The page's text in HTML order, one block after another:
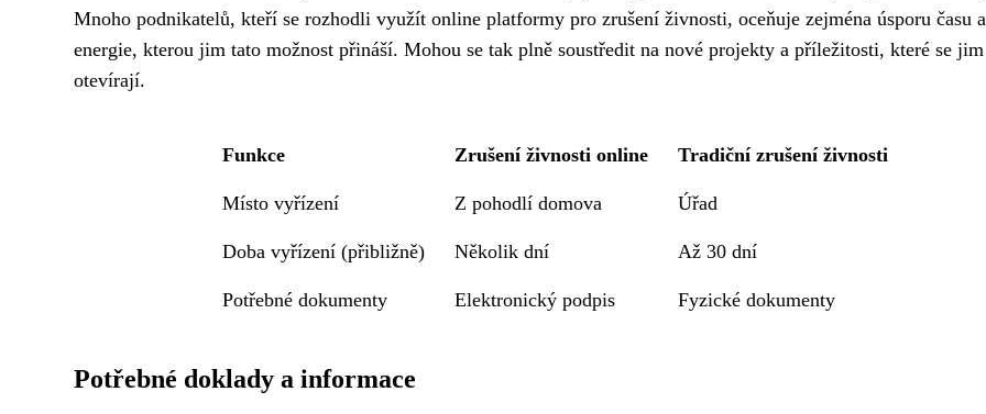
Mnoho podnikatelů, kteří se rozhodli využít online platformy pro zrušení živnosti, oceňuje zejména úsporu času a
energie, kterou jim tato možnost přináší. Mohou se tak plně soustředit na nové projekty a příležitosti, které se jim
otevírají.
Funkce Zrušení živnosti online Tradiční zrušení živnosti
Místo vyřízení Z pohodlí domova Úřad
Doba vyřízení (přibližně) Několik dní Až 30 dní
Potřebné dokumenty Elektronický podpis Fyzické dokumenty
Potřebné doklady a informace